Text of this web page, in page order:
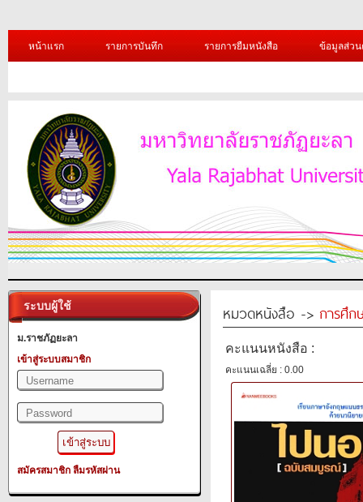
หน้าแรก รายการบันทึก รายการยืมหนังสือ ข้อมูลส่ว
ระบบผู้ใช้
ม.ราชภัฏยะลา
เข้าสู่ระบบสมาชิก
สมัครสมาชิก ลืมรหัสผ่าน
หมวดหนังสือ -> การศึก
คะแนนหนังสือ :
คะแนนเฉลี่ย : 0.00